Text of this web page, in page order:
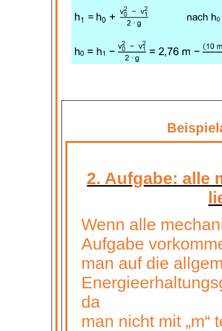
2. Aufgabe: alle
Wenn alle
Aufgabe
man auf die
da
man nicht mit